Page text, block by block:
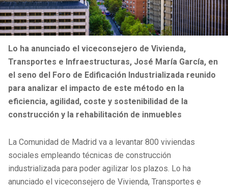
Lo ha anunciado el viceconsejero de Vivienda,
Transportes e Infraestructuras, José María García, en
el seno del Foro de Edificación Industrializada reunido
para analizar el impacto de este método en la
eficiencia, agilidad, coste y sostenibilidad de la
construcción y la rehabilitación de inmuebles
La Comunidad de Madrid va a levantar 800 viviendas
sociales empleando técnicas de construcción
industrializada para poder agilizar los plazos. Lo ha
anunciado el viceconsejero de Vivienda, Transportes e